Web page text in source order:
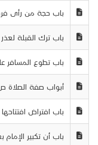
باب حجة من رأى فرض
باب ترك القبلة لعذر
باب تطوع المسافر
أبواب صفة الصلاة ص
باب افتراض افتتاحها
باب أن تكبير